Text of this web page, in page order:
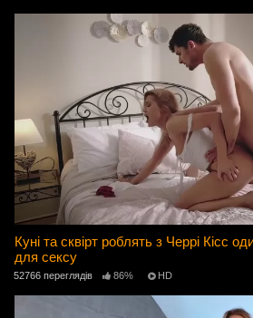
Куні та сквірт роблять з Черрі Кісс
для сексу
52766 переглядів 86% HD